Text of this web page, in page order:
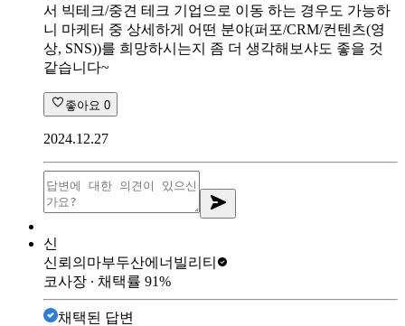
서 빅테크/중견 테크 기업으로 이동 하는 경우도 가능하
니 마케터 중 상세하게 어떤 분야(퍼포/CRM/컨텐츠(영
상, SNS))를 희망하시는지 좀 더 생각해보샤도 좋을 것
같습니다~
좋아요 0
2024.12.27
신
신뢰의마부두산에너빌리티
코사장 ∙ 채택률 91%
채택된 답변